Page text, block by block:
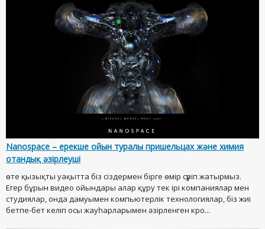
Nanospace – ерекше ойын туралы пришельцах және химия
отандық әзірлеуші
өте қызықты уақытта біз сіздермен бірге өмір сүріп жатырмыз.
Егер бұрын видео ойындары алар құру тек ірі компаниялар мен
студиялар, онда дамуымен компьютерлік технологиялар, біз жиі
бетпе-бет келіп осы жауһарларымен әзірленген кро...